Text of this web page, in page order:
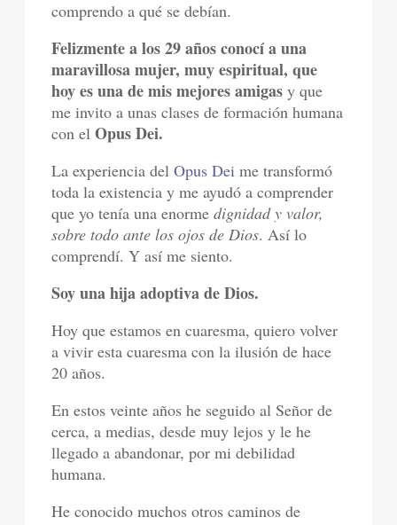
comprendo a qué se debían.
Felizmente a los 29 años conocí a una
maravillosa mujer, muy espiritual, que
hoy es una de mis mejores amigas y que
me invito a unas clases de formación humana
con elOpus Dei.
La experiencia delOpus Dei me transformó
toda la existencia y me ayudó a comprender
que yo tenía una enormedignidad y valor,
sobre todo ante los ojos de Dios. Así lo
comprendí. Y así me siento.
Soy una hija adoptiva de Dios.
Hoy que estamos en cuaresma, quiero volver
a vivir esta cuaresma con la ilusión de hace
20 años.
En estos veinte años he seguido al Señor de
cerca, a medias, desde muy lejos y le he
llegado a abandonar, por mi debilidad
humana.
He conocido muchos otros caminos de